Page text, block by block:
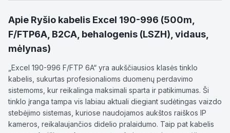
Apie Ryšio kabelis Excel 190-996 (500m,
F/FTP6A, B2CA, behalogenis (LSZH), vidaus,
mėlynas)
„Excel 190-996 F/FTP 6A“ yra aukščiausios klasės tinklo
kabelis, sukurtas profesionalioms duomenų perdavimo
sistemoms, kur reikalinga maksimali sparta ir patikimumas. Ši
tinklo įranga tampa vis labiau aktuali diegiant sudėtingas vaizdo
stebėjimo sistemas, kuriose naudojamos aukštos raiškos IP
kameros, reikalaujančios didelio pralaidumo. Taip pat kabelis